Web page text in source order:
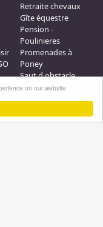
on our website.
Retraite chevaux
Gîte équestre
Pension -
Poulinieres
Promenades à
Poney
Saut d obstacle
Relais étape